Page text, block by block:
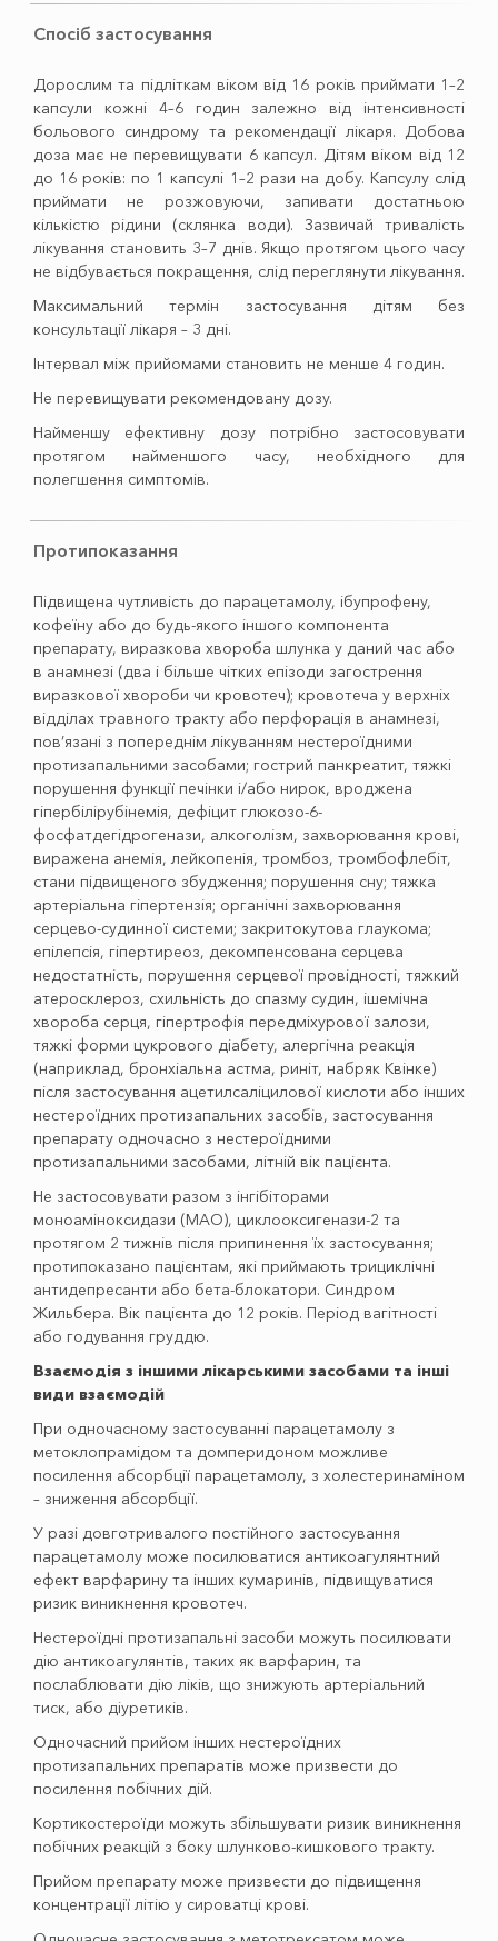
Спосіб застосування
Дорослим та підліткам віком від 16 років приймати 1–2
капсули кожні 4–6 годин залежно від інтенсивності
больового синдрому та рекомендації лікаря. Добова
доза має не перевищувати 6 капсул. Дітям віком від 12
до 16 років: по 1 капсулі 1–2 рази на добу. Капсулу слід
приймати не розжовуючи, запивати достатньою
кількістю рідини (склянка води). Зазвичай тривалість
лікування становить 3–7 днів. Якщо протягом цього часу
не відбувається покращення, слід переглянути лікування.
Максимальний термін застосування дітям без
консультації лікаря – 3 дні.
Інтервал між прийомами становить не менше 4 годин.
Не перевищувати рекомендовану дозу.
Найменшу ефективну дозу потрібно застосовувати
протягом найменшого часу, необхідного для
полегшення симптомів.
Протипоказання
Підвищена чутливість до парацетамолу, ібупрофену,
кофеїну або до будь-якого іншого компонента
препарату, виразкова хвороба шлунка у даний час або
в анамнезі (два і більше чітких епізоди загострення
виразкової хвороби чи кровотеч); кровотеча у верхніх
відділах травного тракту або перфорація в анамнезі,
пов’язані з попереднім лікуванням нестероїдними
протизапальними засобами; гострий панкреатит, тяжкі
порушення функції печінки і/або нирок, вроджена
гіпербілірубінемія, дефіцит глюкозо-6-
фосфатдегідрогенази, алкоголізм, захворювання крові,
виражена анемія, лейкопенія, тромбоз, тромбофлебіт,
стани підвищеного збудження; порушення сну; тяжка
артеріальна гіпертензія; органічні захворювання
серцево-судинної системи; закритокутова глаукома;
епілепсія, гіпертиреоз, декомпенсована серцева
недостатність, порушення серцевої провідності, тяжкий
атеросклероз, схильність до спазму судин, ішемічна
хвороба серця, гіпертрофія передміхурової залози,
тяжкі форми цукрового діабету, алергічна реакція
(наприклад, бронхіальна астма, риніт, набряк Квінке)
після застосування ацетилсаліцилової кислоти або інших
нестероїдних протизапальних засобів, застосування
препарату одночасно з нестероїдними
протизапальними засобами, літній вік пацієнта.
Не застосовувати разом з інгібіторами
моноаміноксидази (МАО), циклооксигенази-2 та
протягом 2 тижнів після припинення їх застосування;
протипоказано пацієнтам, які приймають трициклічні
антидепресанти або бета-блокатори. Cиндром
Жильбера. Вік пацієнта до 12 років. Період вагітності
або годування груддю.
Взаємодія з іншими лікарськими засобами та інші
види взаємодій
При одночасному застосуванні парацетамолу з
метоклопрамідом та домперидоном можливе
посилення абсорбції парацетамолу, з холестеринаміном
– зниження абсорбції.
У разі довготривалого постійного застосування
парацетамолу може посилюватися антикоагулянтний
ефект варфарину та інших кумаринів, підвищуватися
ризик виникнення кровотеч.
Нестероїдні протизапальні засоби можуть посилювати
дію антикоагулянтів, таких як варфарин, та
послаблювати дію ліків, що знижують артеріальний
тиск, або діуретиків.
Одночасний прийом інших нестероїдних
протизапальних препаратів може призвести до
посилення побічних дій.
Кортикостероїди можуть збільшувати ризик виникнення
побічних реакцій з боку шлунково-кишкового тракту.
Прийом препарату може призвести до підвищення
концентрації літію у сироватці крові.